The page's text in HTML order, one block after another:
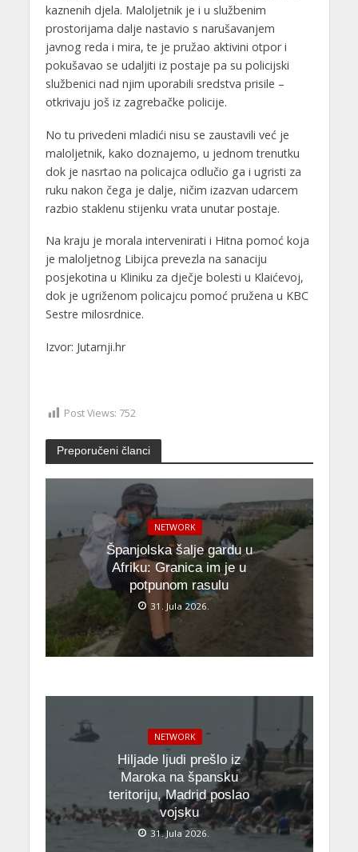
kaznenih djela. Maloljetnik je i u službenim
prostorijama dalje nastavio s narušavanjem
javnog reda i mira, te je pružao aktivini otpor i
pokušavao se udaljiti iz postaje pa su policijski
službenici nad njim uporabili sredstva prisile –
otkrivaju još iz zagrebačke policije.
No tu privedeni mladići nisu se zaustavili već je
maloljetnik, kako doznajemo, u jednom trenutku
dok je nasrtao na policajca odlučio ga i ugristi za
ruku nakon čega je dalje, ničim izazvan udarcem
razbio staklenu stijenku vrata unutar postaje.
Na kraju je morala intervenirati i Hitna pomoć koja
je maloljetnog Libijca prevezla na sanaciju
posjekotina u Kliniku za dječje bolesti u Klaićevoj,
dok je ugriženom policajcu pomoć pružena u KBC
Sestre milosrdnice.
Izvor: Jutarnji.hr
Post Views: 752
Preporučeni članci
NETWORK
Španjolska šalje gardu u
Afriku: Granica im je u
potpunom rasulu
31. Jula 2026.
NETWORK
Hiljade ljudi prešlo iz
Maroka na špansku
teritoriju, Madrid poslao
vojsku
31. Jula 2026.